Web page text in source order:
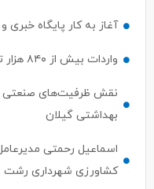
آغاز به کار پایگاه خبری
واردات بیش از ۸۴۰ هزار تن نهاده دامی از بنادر كاسپین و انزلی
نقش ظرفیت‌های صنعتی
بهداشتی گیلان
اسماعیل رحمتی
کشاورزی شهرداری